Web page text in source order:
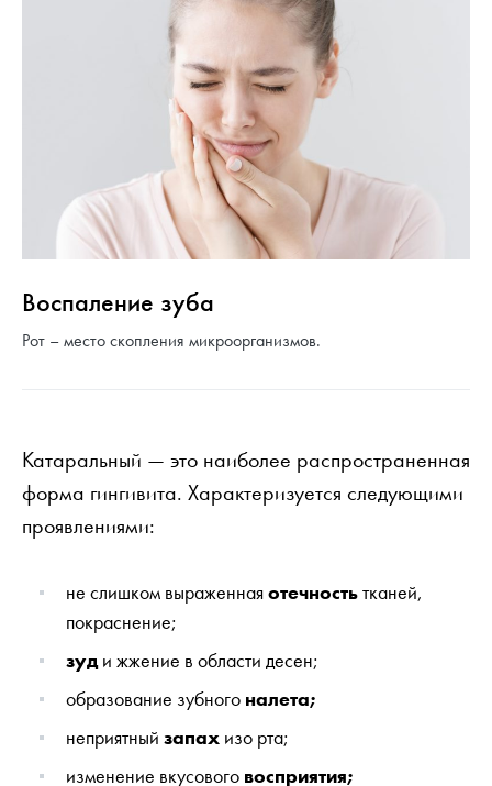
Воспаление зуба
Рот – место скопления микроорганизмов.
Катаральный — это наиболее распространенная
форма гингивита. Характеризуется следующими
проявлениями:
не слишком выраженнаяотечностьтканей,
покраснение;
зуди жжение в области десен;
образование зубного налета;
неприятный запах изо рта;
изменение вкусового восприятия;